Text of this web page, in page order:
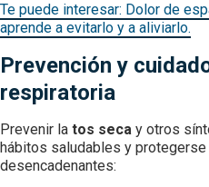
Te puede interesar: Dolor de
aprende a evitarlo y a aliviarlo.
Prevención y
respiratoria
Prevenir la tos seca y otros
hábitos saludables y
desencadenantes: